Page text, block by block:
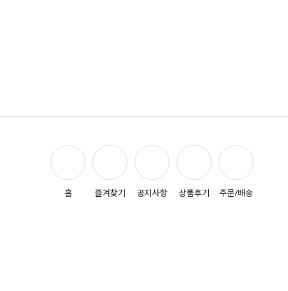
홈 즐겨찾기 공지사항 상품후기 주문/배송